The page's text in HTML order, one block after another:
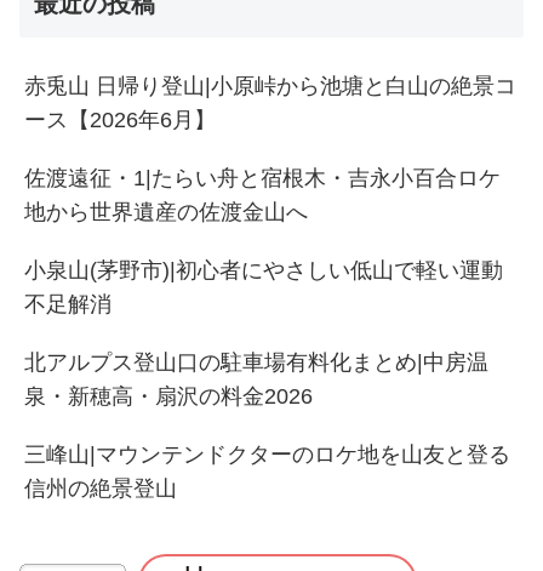
赤兎山 日帰り登山|小原峠から池塘と白山の絶景コ
ース【2026年6月】
佐渡遠征・1|たらい舟と宿根木・吉永小百合ロケ
地から世界遺産の佐渡金山へ
小泉山(茅野市)|初心者にやさしい低山で軽い運動
不足解消
北アルプス登山口の駐車場有料化まとめ|中房温
泉・新穂高・扇沢の料金2026
三峰山|マウンテンドクターのロケ地を山友と登る
信州の絶景登山